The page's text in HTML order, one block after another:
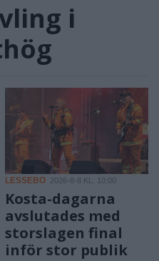
i
LESSEBO 2026-8-8 KL. 10:00
Kosta-dagarna
avslutades med
storslagen final
inför stor publik